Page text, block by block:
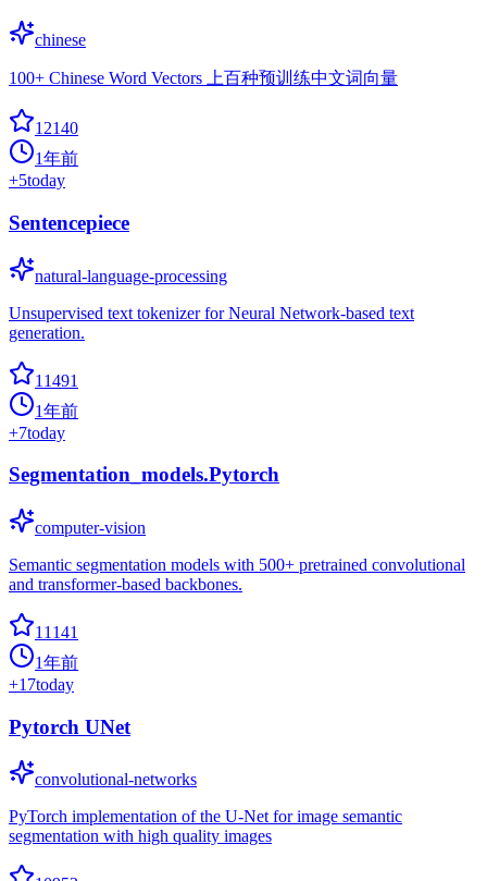
chinese
100+ Chinese Word Vectors 上百种预训练中文词向量
12140
1年前
+5today
Sentencepiece
natural-language-processing
Unsupervised text tokenizer for Neural Network-based text
generation.
11491
1年前
+7today
Segmentation_models.Pytorch
computer-vision
Semantic segmentation models with 500+ pretrained convolutional
and transformer-based backbones.
11141
1年前
+17today
Pytorch UNet
convolutional-networks
PyTorch implementation of the U-Net for image semantic
segmentation with high quality images